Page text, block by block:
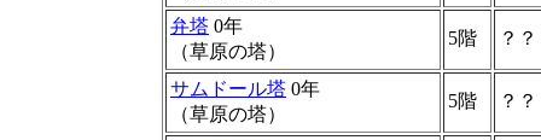
弁塔 0年
（草原の塔）
5階 ？
サムドール塔 0年
（草原の塔）
5階 ？